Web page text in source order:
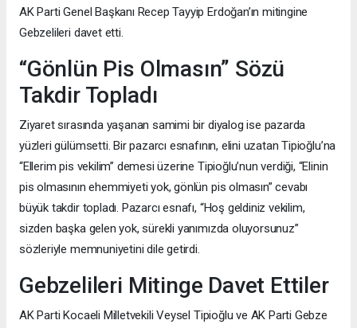
AK Parti Genel Başkanı Recep Tayyip Erdoğan’ın mitingine
Gebzelileri davet etti.
“Gönlün Pis Olmasın” Sözü
Takdir Topladı
Ziyaret sırasında yaşanan samimi bir diyalog ise pazarda
yüzleri gülümsetti. Bir pazarcı esnafının, elini uzatan Tipioğlu’na
“Ellerim pis vekilim” demesi üzerine Tipioğlu’nun verdiği, “Elinin
pis olmasının ehemmiyeti yok, gönlün pis olmasın” cevabı
büyük takdir topladı. Pazarcı esnafı, “Hoş geldiniz vekilim,
sizden başka gelen yok, sürekli yanımızda oluyorsunuz”
sözleriyle memnuniyetini dile getirdi.
Gebzelileri Mitinge Davet Ettiler
AK Parti Kocaeli Milletvekili Veysel Tipioğlu ve AK Parti Gebze